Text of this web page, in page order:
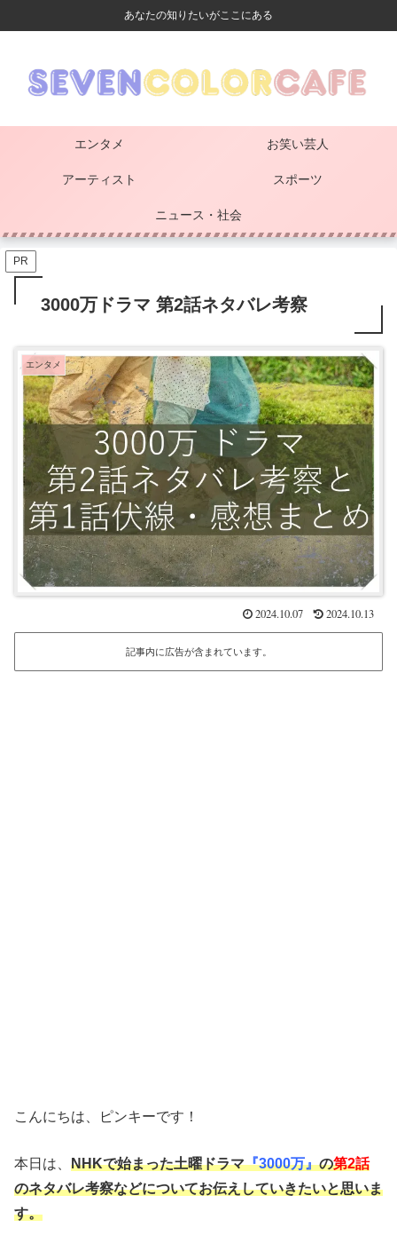
あなたの知りたいがここにある
エンタメ お笑い芸人
アーティスト スポーツ
ニュース・社会
PR
3000万ドラマ 第2話ネタバレ考察
エンタメ
2024.10.07 2024.10.13
記事内に広告が含まれています。
こんにちは、ピンキーです！
本日は、 NHKで始まった土曜ドラマ『3000万』の第2話
のネタバレ考察などについてお伝えしていきたいと思いま
す。